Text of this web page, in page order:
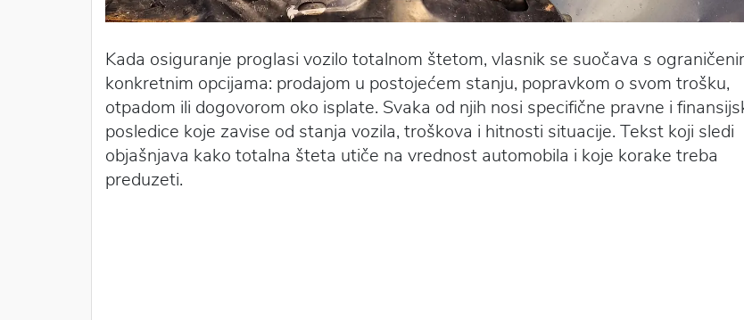
Kada osiguranje proglasi vozilo totalnom štetom, vlasnik se suočava s
konkretnim opcijama: prodajom u postojećem stanju, popravkom o svom trošku,
otpadom ili dogovorom oko isplate. Svaka od njih nosi specifične pravne i
posledice koje zavise od stanja vozila, troškova i hitnosti situacije. Tekst koji sledi
objašnjava kako totalna šteta utiče na vrednost automobila i koje korake treba
preduzeti.